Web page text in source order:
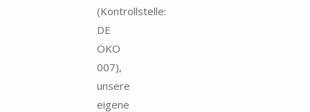
(Kontrollstelle:
DE
ÖKO
007),
unsere
eigene